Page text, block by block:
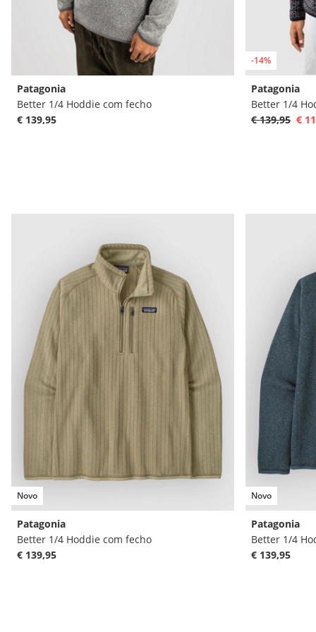
Patagonia
Better 1/4 Hoddie com fecho
€ 139,95
-14%
Patagonia
Better 1/4
€ 139,95 €
Novo
Patagonia
Better 1/4 Hoddie com fecho
€ 139,95
Novo
Patagonia
Better 1/4
€ 139,95